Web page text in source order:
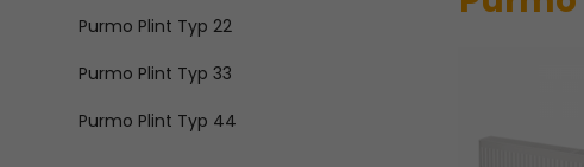
Purmo Plint Typ 22
Purmo Plint Typ 33
Purmo Plint Typ 44